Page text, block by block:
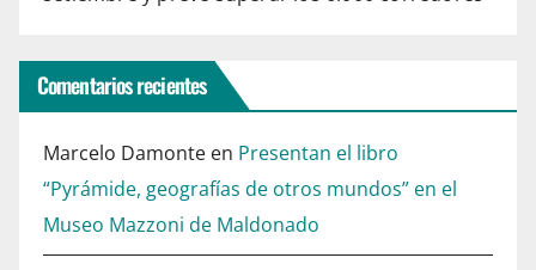
Comentarios recientes
Marcelo Damonte en Presentan el libro
“Pyrámide, geografías de otros mundos” en el
Museo Mazzoni de Maldonado